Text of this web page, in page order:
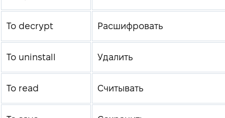
To decrypt Расшифровать
To uninstall Удалить
To read Считывать